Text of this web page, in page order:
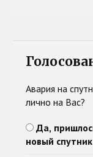
Авария на
лично на Вас?
Да,
новый спутник